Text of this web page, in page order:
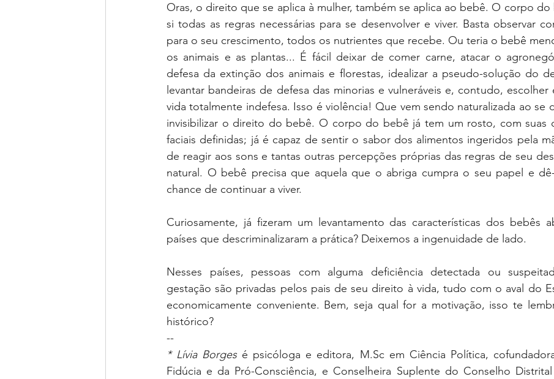
Oras, o direito que se aplica à mulher, também se aplica ao bebê. O corpo
si todas as regras necessárias para se desenvolver e viver. Basta observar
para o seu crescimento, todos os nutrientes que recebe. Ou teria o bebê
os animais e as plantas... É fácil deixar de comer carne, atacar o
defesa da extinção dos animais e florestas, idealizar a pseudo-solução do
levantar bandeiras de defesa das minorias e vulneráveis e, contudo, escolher
vida totalmente indefesa. Isso é violência! Que vem sendo naturalizada ao se
invisibilizar o direito do bebê. O corpo do bebê já tem um rosto, com suas
faciais definidas; já é capaz de sentir o sabor dos alimentos ingeridos pela
de reagir aos sons e tantas outras percepções próprias das regras de seu
natural. O bebê precisa que aquela que o abriga cumpra o seu papel e
chance de continuar a viver.
Curiosamente, já fizeram um levantamento das características dos bebês
países que descriminalizaram a prática? Deixemos a ingenuidade de lado.
Nesses países, pessoas com alguma deficiência detectada ou
gestação são privadas pelos pais de seu direito à vida, tudo com o aval do
economicamente conveniente. Bem, seja qual for a motivação, isso te
histórico?
--
* Lívia Borges é psicóloga e editora, M.Sc em Ciência Política,
Fidúcia e da Pró-Consciência, e Conselheira Suplente do Conselho